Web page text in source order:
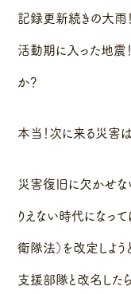
記録更新続きの大雨
活動期に入った地震
か？
本当！次に来る災害は
災害復旧に欠かせな
りえない時代になっ
衛隊法）を改定しよ
支援部隊と改名した